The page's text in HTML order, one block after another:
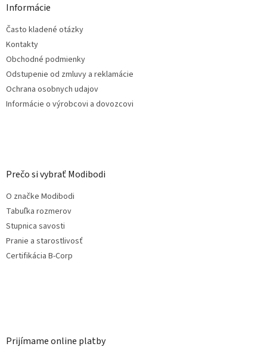
Informácie
Často kladené otázky
Kontakty
Obchodné podmienky
Odstupenie od zmluvy a reklamácie
Ochrana osobnych udajov
Informácie o výrobcovi a dovozcovi
Prečo si vybrať Modibodi
O značke Modibodi
Tabuľka rozmerov
Stupnica savosti
Pranie a starostlivosť
Certifikácia B-Corp
Prijímame online platby